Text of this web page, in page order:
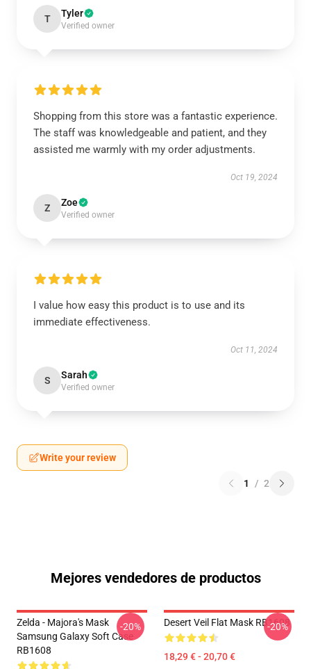
T Tyler
Verified owner
Shopping from this store was a fantastic experience.
The staff was knowledgeable and patient, and they
assisted me warmly with my order adjustments.
Oct 19, 2024
Z Zoe
Verified owner
I value how easy this product is to use and its
immediate effectiveness.
Oct 11, 2024
S Sarah
Verified owner
Write your review
1 / 2
Mejores vendedores de productos
Zelda - Majora's Mask
Samsung Galaxy Soft Case
RB1608
-20% Desert Veil Flat Mask RB1608
18,29 € - 20,70 €
-20%